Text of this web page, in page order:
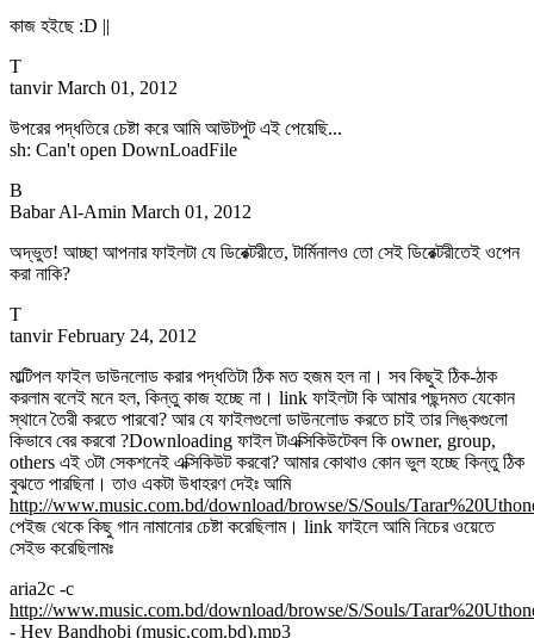
কাজ হইছে :D ||
T
tanvir March 01, 2012
উপরের পদ্ধতিরে চেষ্টা করে আমি আউটপুট এই পেয়েছি...
sh: Can't open DownLoadFile
B
Babar Al-Amin March 01, 2012
অদ্ভুত! আচ্ছা আপনার ফাইলটা যে ডিরেক্টরীতে, টার্মিনালও তো সেই ডিরেক্টরীতেই ওপেন
করা নাকি?
T
tanvir February 24, 2012
মাল্টিপল ফাইল ডাউনলোড করার পদ্ধতিটা ঠিক মত হজম হল না। সব কিছুই ঠিক-ঠাক
করলাম বলেই মনে হল, কিন্তু কাজ হচ্ছে না। link ফাইলটা কি আমার পছন্দমত যেকোন
স্থানে তৈরী করতে পারবো? আর যে ফাইলগুলো ডাউনলোড করতে চাই তার লিঙ্কগুলো
কিভাবে বের করবো ?Downloading ফাইল টাএক্সিকিউটেবল কি owner, group,
others এই ৩টা সেকশনেই এক্সিকিউট করবো? আমার কোথাও কোন ভুল হচ্ছে কিন্তু ঠিক
বুঝতে পারছিনা। তাও একটা উধাহরণ দেইঃ আমি
http://www.music.com.bd/download/browse/S/Souls/
পেইজ থেকে কিছু গান নামানোর চেষ্টা করেছিলাম। link ফাইলে আমি নিচের ওয়েতে
সেইভ করেছিলামঃ
aria2c -c
http://www.music.com.bd/download/browse/S/Souls/
- Hey Bandhobi (music.com.bd).mp3